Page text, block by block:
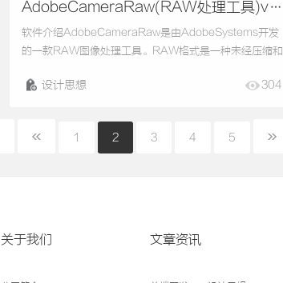
AdobeCameraRaw(RAW处理工具)v1
5.5.0一款RAW图像处理工...
软件介绍AdobeCameraRaw是由AdobeSystems开发
的一款RAW图像处理工具。RAW格式是一种未经压缩和
图像数据。相比于其他图像格式（如JPEG），RAW格
处理中更好地调整曝光、白平衡、对比度等参数。
AdobeCameraRaw软件是AdobePhotoshop的一个插
设计思想 304
1 2 3 4 5
关于我们 文章资讯